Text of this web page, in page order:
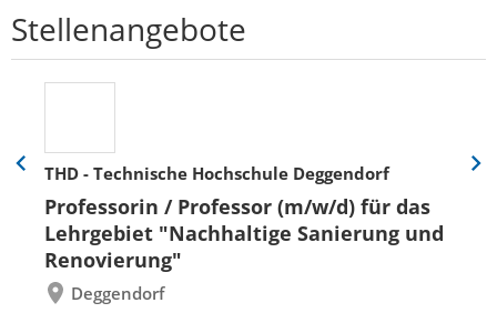
Stellenangebote
THD - Technische Hochschule Deggendorf
Professorin / Professor (m/w/d) für das
Lehrgebiet "Nachhaltige Sanierung und
Renovierung"
Deggendorf
Eine
zurück
Eine